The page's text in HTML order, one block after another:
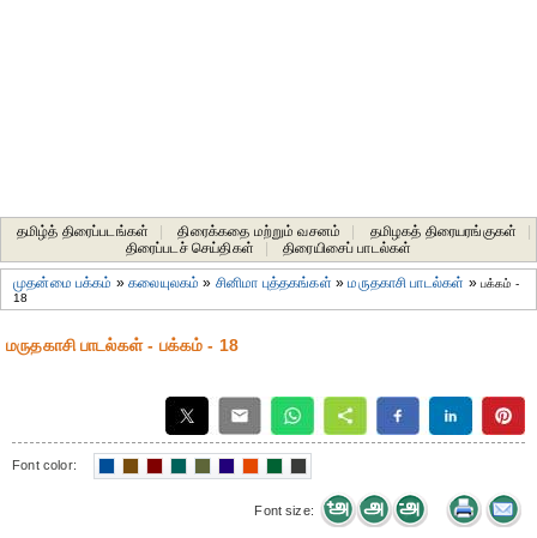
தமிழ்த் திரைப்படங்கள் திரைக்கதை மற்றும் வசனம் தமிழகத் திரையரங்குகள்
திரைப்படச் செய்திகள்
திரையிசைப் பாடல்கள்
முதன்மை பக்கம் »கலையுலகம் » சினிமா புத்தகங்கள் »மருதகாசி பாடல்கள் » பக்கம் -
18
மருதகாசி பாடல்கள் - பக்கம் - 18
Font color:
Font size: